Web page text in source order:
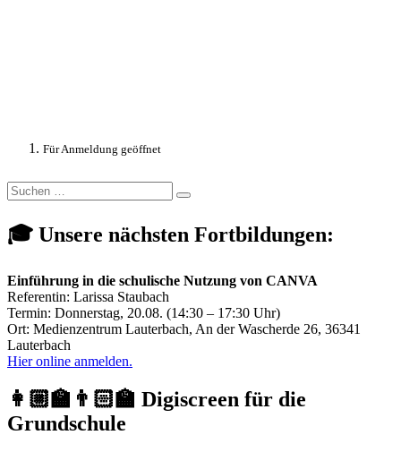
Für Anmeldung geöffnet
Suchen
nach:
Suchen
🎓 Unsere nächsten Fortbildungen:
Einführung in die schulische Nutzung von CANVA
Referentin: Larissa Staubach
Termin: Donnerstag, 20.08. (14:30 – 17:30 Uhr)
Ort: Medienzentrum Lauterbach, An der Wascherde 26, 36341
Lauterbach
Hier online anmelden.
👩🏼‍🏫👨🏻‍🏫 Digiscreen für die
Grundschule